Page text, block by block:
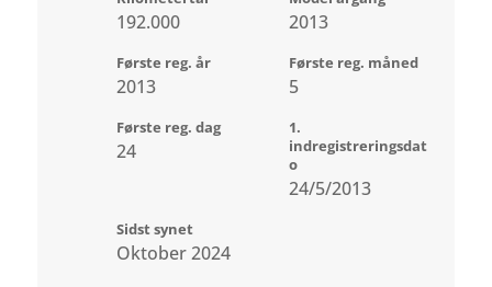
192.000 2013
Første reg. år
2013
Første reg. måned
5
Første reg. dag
24
1.
indregistreringsdat
o
24/5/2013
Sidst synet
Oktober 2024